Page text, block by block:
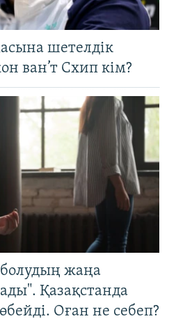
шетелдік
ван’т Схип кім?
жаңа
Қазақстанда
Оған не себеп?